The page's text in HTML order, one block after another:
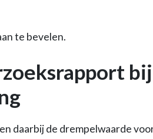
te bevelen.
daarbij de drempelwaarde